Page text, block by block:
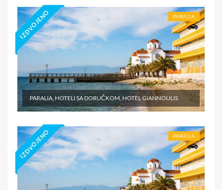
IZDVOJENO PARALIA
PARALIA, HOTELI SA DORUČKOM, HOTEL GIANNOULIS
IZDVOJENO PARALIA